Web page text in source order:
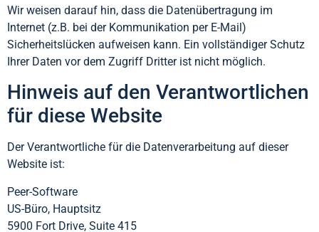
Wir weisen darauf hin, dass die Datenübertragung im
Internet (z.B. bei der Kommunikation per E-Mail)
Sicherheitslücken aufweisen kann. Ein vollständiger Schutz
Ihrer Daten vor dem Zugriff Dritter ist nicht möglich.
Hinweis auf den Verantwortlichen
für diese Website
Der Verantwortliche für die Datenverarbeitung auf dieser
Website ist:
Peer-Software
US-Büro, Hauptsitz
5900 Fort Drive, Suite 415